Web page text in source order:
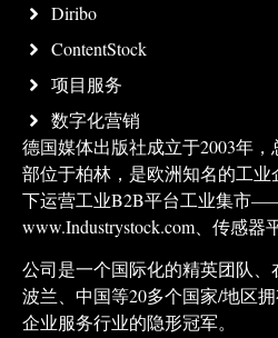
Diribo
ContentStock
项目服务
数字化营销
德国媒体出版社成立于2003年
部位于柏林，是欧洲知名的工
下运营工业B2B平台工业集市
www.Industrystock.com、传感器
公司是一个国际化的精英团队、
波兰、中国等20多个国家/地区
企业服务行业的隐形冠军。